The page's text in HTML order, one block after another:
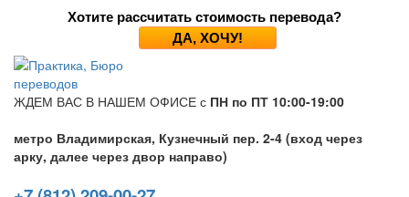
Хотите рассчитать стоимость перевода?
ДА, ХОЧУ!
ЖДЕМ ВАС В НАШЕМ ОФИСЕ с ПН по ПТ 10:00-19:00
метро Владимирская, Кузнечный пер. 2-4 (вход через
арку, далее через двор направо)